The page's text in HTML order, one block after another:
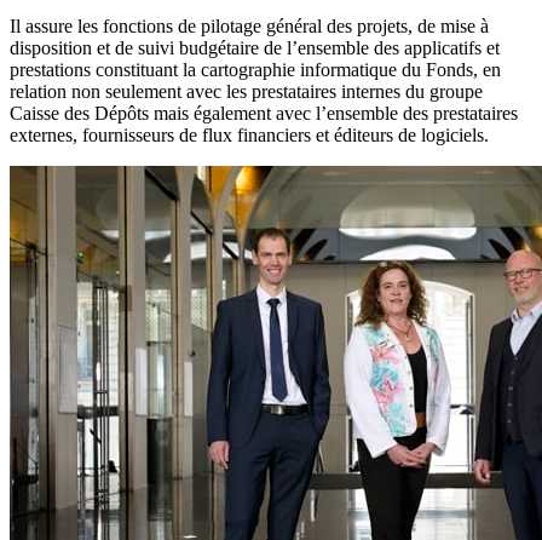
Il assure les fonctions de pilotage général des projets, de mise à
disposition et de suivi budgétaire de l’ensemble des applicatifs et
prestations constituant la cartographie informatique du Fonds, en
relation non seulement avec les prestataires internes du groupe
Caisse des Dépôts mais également avec l’ensemble des prestataires
externes, fournisseurs de flux financiers et éditeurs de logiciels.